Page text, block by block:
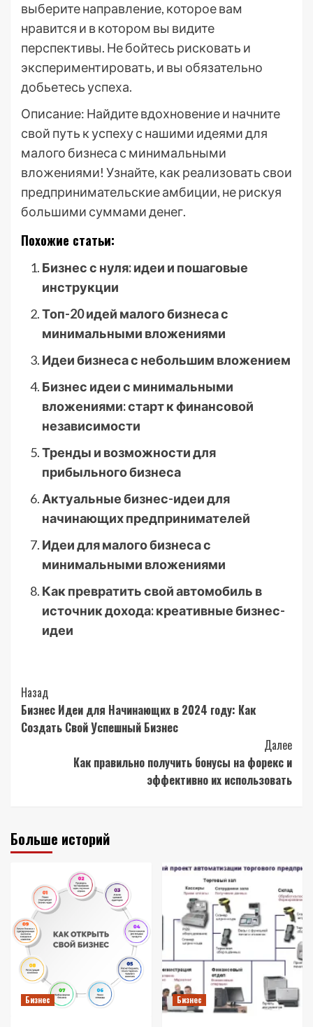
выберите направление, которое вам
нравится и в котором вы видите
перспективы. Не бойтесь рисковать и
экспериментировать, и вы обязательно
добьетесь успеха.
Описание: Найдите вдохновение и начните
свой путь к успеху с нашими идеями для
малого бизнеса с минимальными
вложениями! Узнайте, как реализовать свои
предпринимательские амбиции, не рискуя
большими суммами денег.
Похожие статьи:
Бизнес с нуля: идеи и пошаговые
инструкции
Топ-20 идей малого бизнеса с
минимальными вложениями
Идеи бизнеса с небольшим вложением
Бизнес идеи с минимальными
вложениями: старт к финансовой
независимости
Тренды и возможности для
прибыльного бизнеса
Актуальные бизнес-идеи для
начинающих предпринимателей
Идеи для малого бизнеса с
минимальными вложениями
Как превратить свой автомобиль в
источник дохода: креативные бизнес-
идеи
Post
Navigation
Назад
Бизнес Идеи для Начинающих в 2024 году: Как
Создать Свой Успешный Бизнес
Далее
Как правильно получить бонусы на форекс и
эффективно их использовать
Больше историй
Бизнес Бизнес